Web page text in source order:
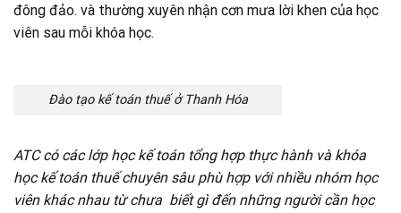
đông đảo. và thường xuyên nhận cơn mưa lời khen của học
viên sau mỗi khóa học.
Đào tạo kế toán thuế ở Thanh Hóa
ATC có các lớp học kế toán tổng hợp thực hành và khóa
học kế toán thuế chuyên sâu phù hợp với nhiều nhóm học
viên khác nhau từ chưa biết gì đến những người cần học